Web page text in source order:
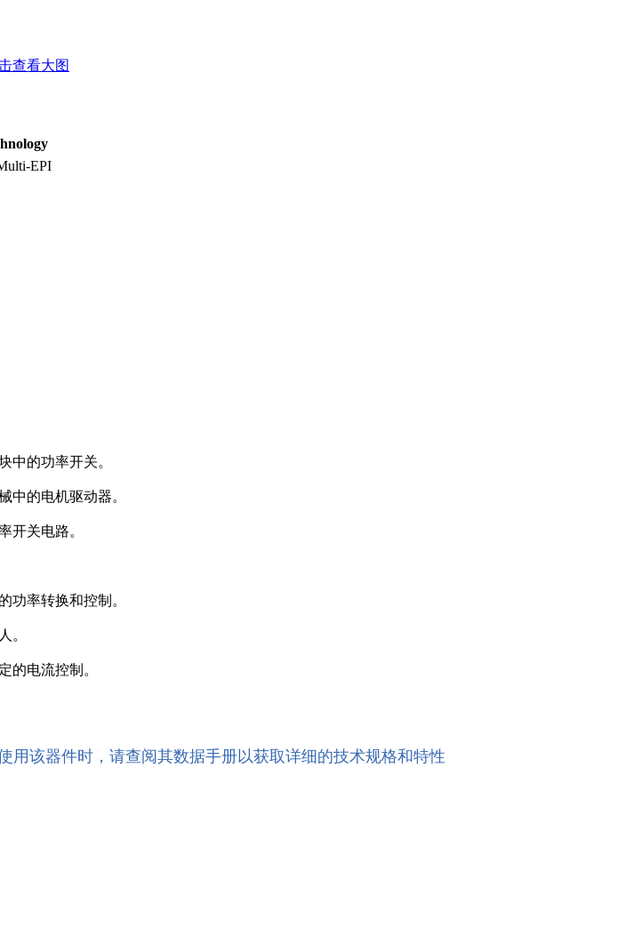
查看大图
EPI
中的功率开关。
中的电机驱动器。
开关电路。
功率转换和控制。
。
的电流控制。
该器件时，请查阅其数据手册以获取详细的技术规格和特性